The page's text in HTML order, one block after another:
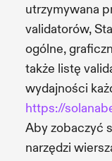
utrzymywana
validatorów,
ogólne,
także listę
wydajności
https://
Aby zobaczyć
narzędzi